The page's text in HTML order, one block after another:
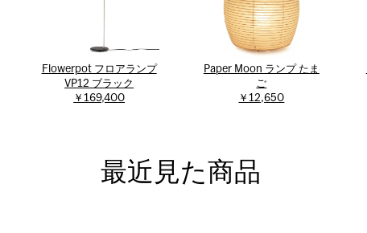
Flowerpot フロアランプ
VP12 ブラック
￥169,400
Paper Moon ランプ たま
ご
￥12,650
最近見た商品